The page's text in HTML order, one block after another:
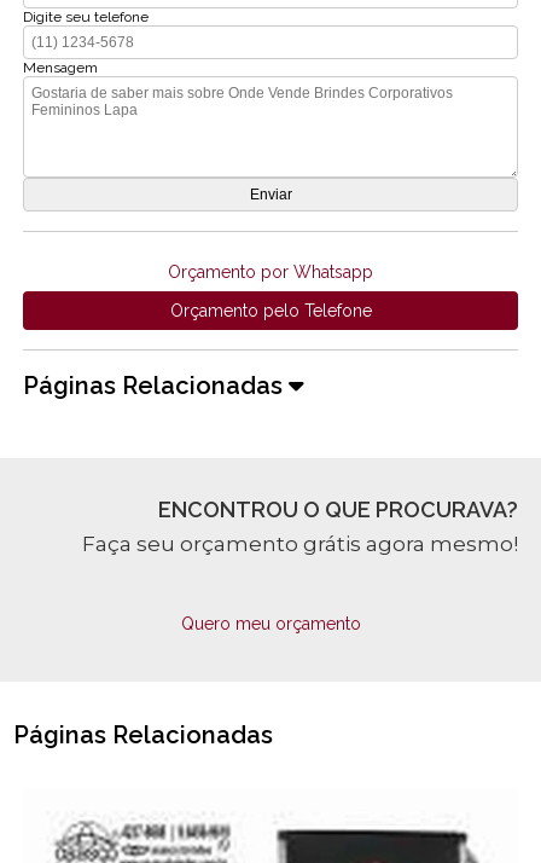
Digite seu telefone
Mensagem
Orçamento por Whatsapp
Orçamento pelo Telefone
Páginas Relacionadas
ENCONTROU O QUE PROCURAVA?
Faça seu orçamento grátis agora mesmo!
Quero meu orçamento
Páginas Relacionadas